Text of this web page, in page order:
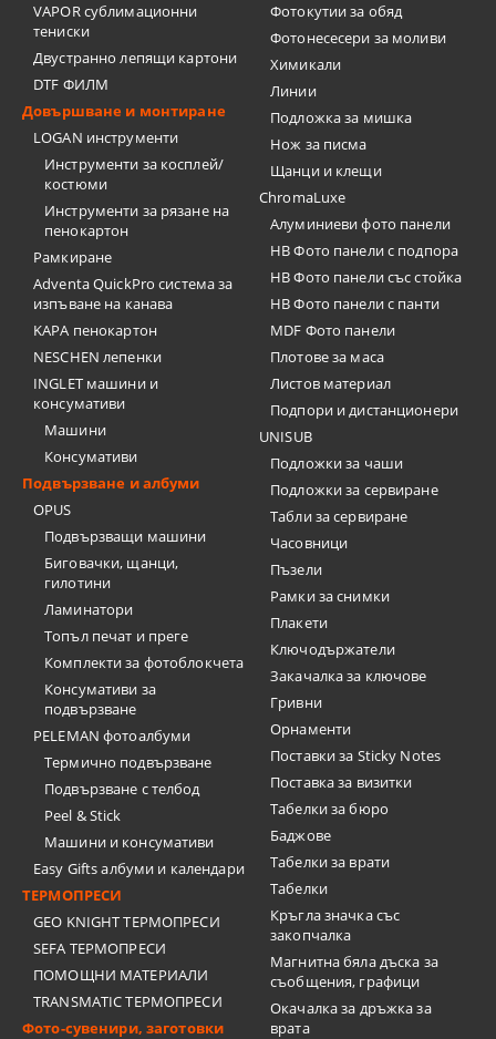
VAPOR сублимационни
тениски
Двустранно лепящи картони
DTF ФИЛМ
Довършване и монтиране
LOGAN инструменти
Инструменти за косплей/
костюми
Инструменти за рязане на
пенокартон
Рамкиране
Adventa QuickPro система за
изпъване на канава
KAPA пенокартон
NESCHEN лепенки
INGLET машини и
консумативи
Машини
Консумативи
Подвързване и албуми
OPUS
Подвързващи машини
Биговачки, щанци,
гилотини
Ламинатори
Топъл печат и преге
Комплекти за фотоблокчета
Консумативи за
подвързване
PELEMAN фотоалбуми
Термично подвързване
Подвързване с телбод
Peel & Stick
Машини и консумативи
Easy Gifts албуми и календари
ТЕРМОПРЕСИ
GEO KNIGHT ТЕРМОПРЕСИ
SEFA ТЕРМОПРЕСИ
ПОМОЩНИ МАТЕРИАЛИ
TRANSMATIC ТЕРМОПРЕСИ
Фото-сувенири, заготовки
Фотокутии за обяд
Фотонесесери за моливи
Химикали
Линии
Подложка за мишка
Нож за писма
Щанци и клещи
ChromaLuxe
Алуминиеви фото панели
HB Фото панели с подпора
HB Фото панели със стойка
HB Фото панели с панти
MDF Фото панели
Плотове за маса
Листов материал
Подпори и дистанционери
UNISUB
Подложки за чаши
Подложки за сервиране
Табли за сервиране
Часовници
Пъзели
Рамки за снимки
Плакети
Ключодържатели
Закачалка за ключове
Гривни
Орнаменти
Поставки за Sticky Notes
Поставка за визитки
Tабелки за бюро
Баджове
Табелки за врати
Табелки
Кръгла значка със
закопчалка
Магнитна бяла дъска за
съобщения, графици
Окачалка за дръжка за
врата